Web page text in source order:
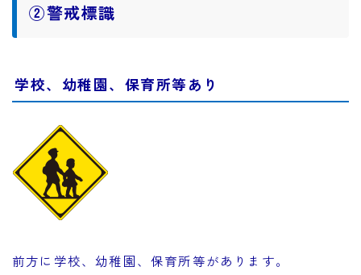
②警戒標識
学校、幼稚園、保育所等あり
前方に学校、幼稚園、保育所等があります。